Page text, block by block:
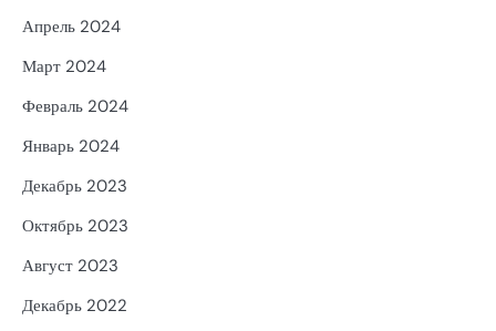
Апрель 2024
Март 2024
Февраль 2024
Январь 2024
Декабрь 2023
Октябрь 2023
Август 2023
Декабрь 2022